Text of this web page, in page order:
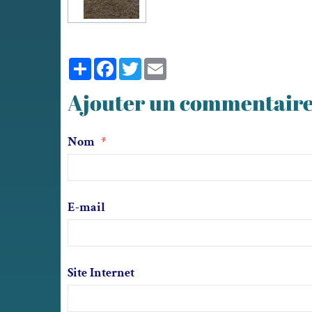
PartagerFacebook
Twitter
Ajouter un
Nom
E-mail
Site Internet